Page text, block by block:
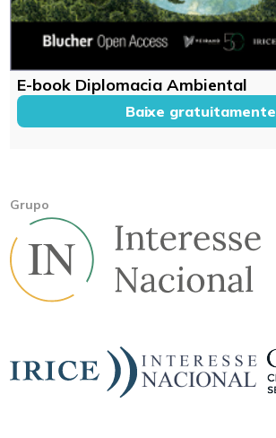
E-book Diplomacia Ambiental
Baixe gratuitamente
Grupo